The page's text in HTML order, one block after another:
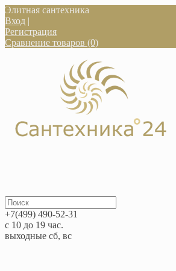
Элитная сантехника
Вход |
Регистрация
Сравнение товаров (0)
+7(499) 490-52-31
с 10 до 19 час.
выходные сб, вс